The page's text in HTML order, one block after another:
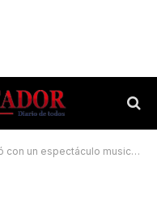
espectáculo musical y virtual